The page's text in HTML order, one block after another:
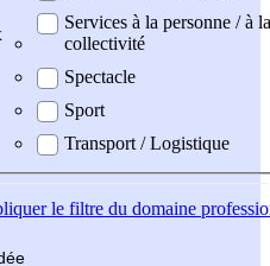
Services à la personne / à la
collectivité
Spectacle
Sport
Transport / Logistique
le filtre du domaine